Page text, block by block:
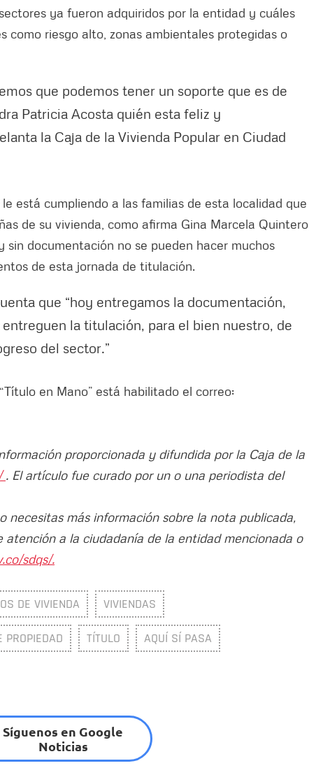
ya fueron adquiridos por la entidad y cuáles
como riesgo alto, zonas ambientales protegidas o
que podemos tener un soporte que es de
Patricia Acosta quién esta feliz y
la Caja de la Vivienda Popular en Ciudad
está cumpliendo a las familias de esta localidad que
de su vivienda, como afirma Gina Marcela Quintero,
sin documentación no se pueden hacer muchos
de esta jornada de titulación.
que “hoy entregamos la documentación,
la titulación, para el bien nuestro, de
del sector.”
en Mano” está habilitado el correo:
proporcionada y difundida por la Caja de la
. El artículo fue curado por un o una periodista del
necesitas más información sobre la nota publicada,
atención a la ciudadanía de la entidad mencionada o
sdqs/.
DE VIVIENDA VIVIENDAS
PROPIEDAD TÍTULO AQUÍ SÍ PASA
Síguenos en Google
Noticias